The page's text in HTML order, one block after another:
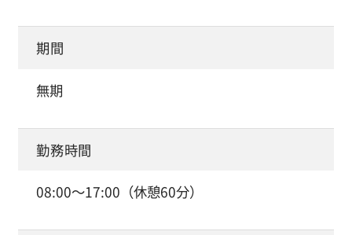
期間
無期
勤務時間
08:00～17:00（休憩60分）